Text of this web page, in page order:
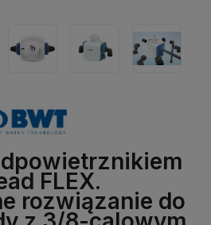
FLEX.
rozwiązanie do